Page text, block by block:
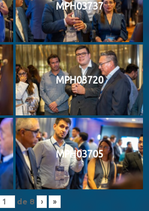
MPH03737
MPH03720
MPH03705
de 8 › »